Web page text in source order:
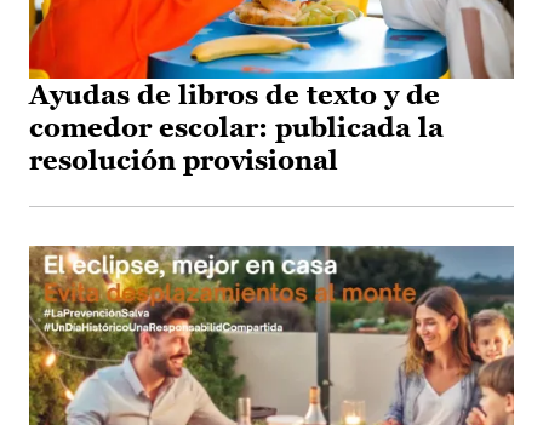
Ayudas de libros de texto y de
comedor escolar: publicada la
resolución provisional